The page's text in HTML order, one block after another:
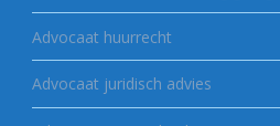
Advocaat huurrecht
Advocaat juridisch advies